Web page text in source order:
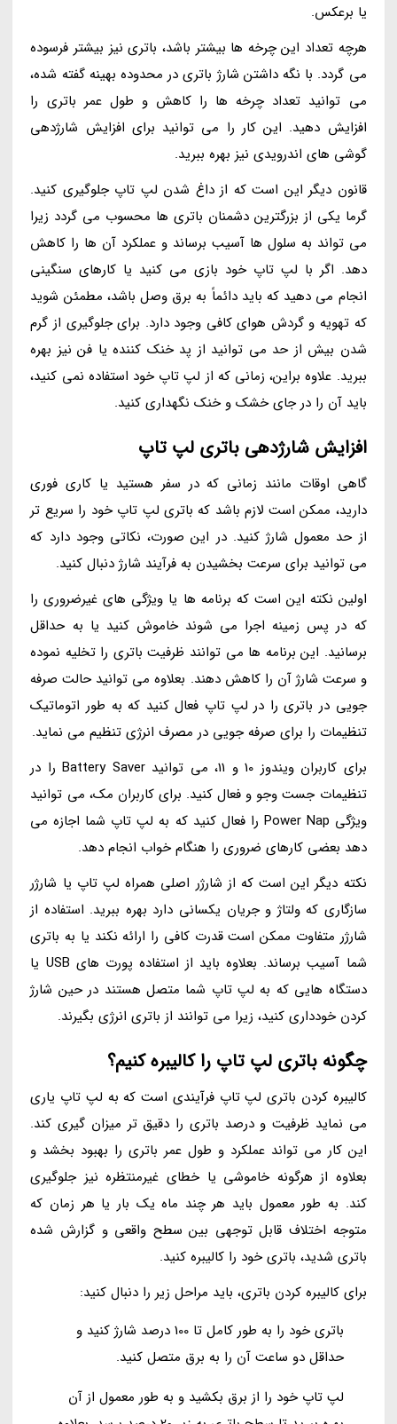
یا برعکس.
هرچه تعداد این چرخه ها بیشتر باشد، باتری نیز بیشتر فرسوده
می گردد. با نگه داشتن شارژ باتری در محدوده بهینه گفته شده،
می توانید تعداد چرخه ها را کاهش و طول عمر باتری را
افزایش دهید. این کار را می توانید برای افزایش شارژدهی
گوشی های اندرویدی نیز بهره ببرید.
قانون دیگر این است که از داغ شدن لپ تاپ جلوگیری کنید.
گرما یکی از بزرگترین دشمنان باتری ها محسوب می گردد زیرا
می تواند به سلول ها آسیب برساند و عملکرد آن ها را کاهش
دهد. اگر با لپ تاپ خود بازی می کنید یا کارهای سنگینی
انجام می دهید که باید دائماً به برق وصل باشد، مطمئن شوید
که تهویه و گردش هوای کافی وجود دارد. برای جلوگیری از گرم
شدن بیش از حد می توانید از پد خنک کننده یا فن نیز بهره
ببرید. علاوه براین، زمانی که از لپ تاپ خود استفاده نمی کنید،
باید آن را در جای خشک و خنک نگهداری کنید.
افزایش شارژدهی باتری لپ تاپ
گاهی اوقات مانند زمانی که در سفر هستید یا کاری فوری
دارید، ممکن است لازم باشد که باتری لپ تاپ خود را سریع تر
از حد معمول شارژ کنید. در این صورت، نکاتی وجود دارد که
می توانید برای سرعت بخشیدن به فرآیند شارژ دنبال کنید.
اولین نکته این است که برنامه ها یا ویژگی های غیرضروری را
که در پس زمینه اجرا می شوند خاموش کنید یا به حداقل
برسانید. این برنامه ها می توانند ظرفیت باتری را تخلیه نموده
و سرعت شارژ آن را کاهش دهند. بعلاوه می توانید حالت صرفه
جویی در باتری را در لپ تاپ فعال کنید که به طور اتوماتیک
تنظیمات را برای صرفه جویی در مصرف انرژی تنظیم می نماید.
برای کاربران ویندوز 10 و 11، می توانید Battery Saver را در
تنظیمات جست وجو و فعال کنید. برای کاربران مک، می توانید
ویژگی Power Nap را فعال کنید که به لپ تاپ شما اجازه می
دهد بعضی کارهای ضروری را هنگام خواب انجام دهد.
نکته دیگر این است که از شارژر اصلی همراه لپ تاپ یا شارژر
سازگاری که ولتاژ و جریان یکسانی دارد بهره ببرید. استفاده از
شارژر متفاوت ممکن است قدرت کافی را ارائه نکند یا به باتری
شما آسیب برساند. بعلاوه باید از استفاده پورت های USB یا
دستگاه هایی که به لپ تاپ شما متصل هستند در حین شارژ
کردن خودداری کنید، زیرا می توانند از باتری انرژی بگیرند.
چگونه باتری لپ تاپ را کالیبره کنیم؟
کالیبره کردن باتری لپ تاپ فرآیندی است که به لپ تاپ یاری
می نماید ظرفیت و درصد باتری را دقیق تر میزان گیری کند.
این کار می تواند عملکرد و طول عمر باتری را بهبود بخشد و
بعلاوه از هرگونه خاموشی یا خطای غیرمنتظره نیز جلوگیری
کند. به طور معمول باید هر چند ماه یک بار یا هر زمان که
متوجه اختلاف قابل توجهی بین سطح واقعی و گزارش شده
باتری شدید، باتری خود را کالیبره کنید.
برای کالیبره کردن باتری، باید مراحل زیر را دنبال کنید:
باتری خود را به طور کامل تا 100 درصد شارژ کنید و
حداقل دو ساعت آن را به برق متصل کنید.
لپ تاپ خود را از برق بکشید و به طور معمول از آن